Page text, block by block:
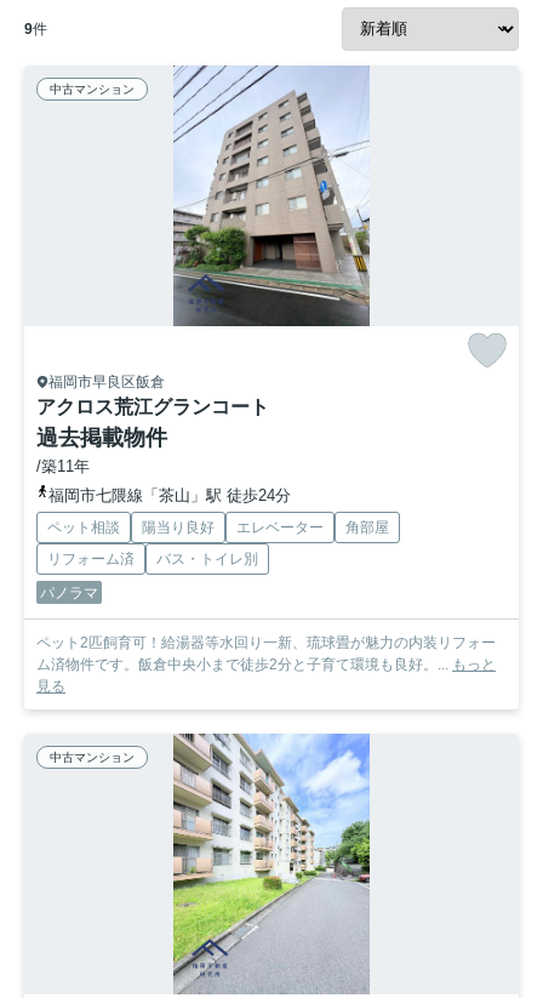
9件
中古マンション
福岡市早良区飯倉
アクロス荒江グランコート
過去掲載物件
/築11年
福岡市七隈線「茶山」駅 徒歩24分
ペット相談 陽当り良好 エレベーター
角部屋
リフォーム済
バス・トイレ別
パノラマ
ペット2匹飼育可！給湯器等水回り一新、琉球畳が魅力の内装リフォー
ム済物件です。飯倉中央小まで徒歩2分と子育て環境も良好。...
もっと
見る
中古マンション